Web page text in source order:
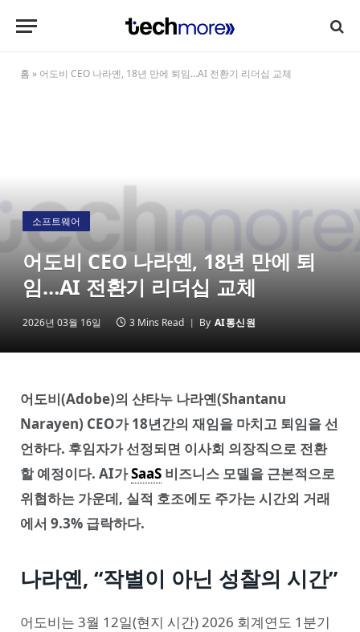
홈 » 어도비 CEO 나라옌, 18년 만에 퇴임…AI 전환기 리더십 교체
소프트웨어
어도비 CEO 나라옌, 18년 만에 퇴
임…AI 전환기 리더십 교체
2026년 03월 16일 3 Mins Read By AI통신원
어도비(Adobe)의 샨타누 나라옌(Shantanu
Narayen) CEO가 18년간의 재임을 마치고 퇴임을 선
언하다. 후임자가 선정되면 이사회 의장직으로 전환
할 예정이다. AI가SaaS 비즈니스 모델을 근본적으로
위협하는 가운데, 실적 호조에도 주가는 시간외 거래
에서 9.3% 급락하다.
나라옌, “작별이 아닌 성찰의 시간”
어도비는 3월 12일(현지 시간) 2026 회계연도 1분기